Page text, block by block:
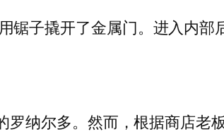
锯子撬开了金属门。进入内部
纳尔多。然而，根据商店老